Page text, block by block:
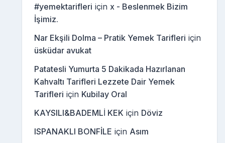
#yemektarifleri için x - Beslenmek Bizim
İşimiz.
Nar Ekşili Dolma – Pratik Yemek Tarifleri için
üsküdar avukat
Patatesli Yumurta 5 Dakikada Hazırlanan
Kahvaltı Tarifleri Lezzete Dair Yemek
Tarifleri için Kubilay Oral
KAYSILI&BADEMLİ KEK için Döviz
ISPANAKLI BONFİLE için Asım